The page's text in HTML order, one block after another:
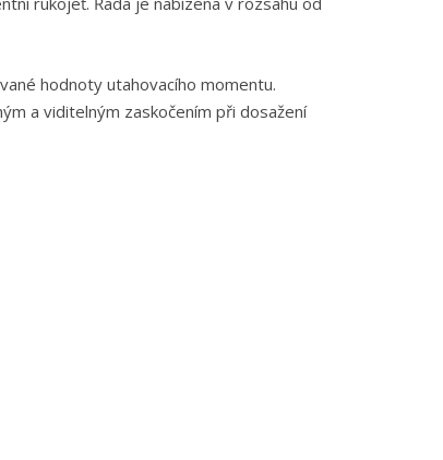
hodnoty utahovacího momentu.
a viditelným zaskočením při dosažení